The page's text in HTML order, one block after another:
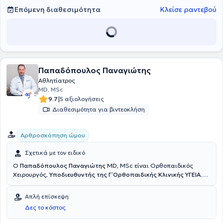
επιστημονικά συνέδρια στην Ελλάδα και το εξωτερικό, καθώς και
Επόμενη διαθεσιμότητα Κλείσε ραντεβού
Παπαδόπουλος Παναγιώτης
Αθλητίατρος
MD, MSc
9.7|5 αξιολογήσεις
Διαθεσιμότητα για βιντεοκλήση
Αρθροσκόπηση ώμου
Σχετικά με τον ειδικό
Ο Παπαδόπουλος Παναγιώτης MD, MSc είναι Ορθοπαιδικός
Χειρουργός, Υποδιευθυντής της Γ΄ Ορθοπαιδικής Κλινικής ΥΓΕΙΑ.
και Γόνατος, στις Αθλητικές Κακώσεις, την Επανορθωτική
Χειρουργική και στις σύγχρονες συνδυαστικές Βιολογικές
θεραπείες. Διαθέτει ιδιαίτερο κλινικό και ερευνητικό ενδιαφέρον
στηναντιμετώπιση των παθήσεων του ώμου με σύγχρονες
Απλή επίσκεψη
Δες το κόστος